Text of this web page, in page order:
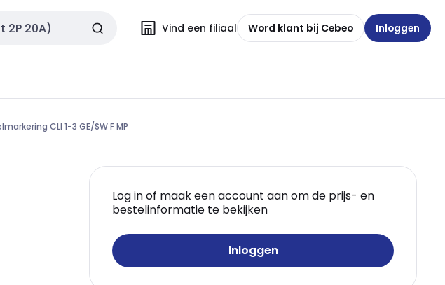
Vind een filiaal Word klant bij Cebeo Inloggen
CLI 1-3 GE/SW F MP
Log in of maak een account aan om de prijs- en
bestelinformatie te bekijken
Inloggen